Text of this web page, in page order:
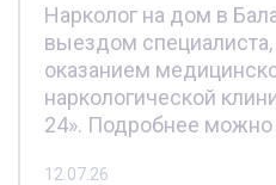
Нарколог на дом в
выездом
оказанием
наркологической
24». Подробнее можно
12.07.26